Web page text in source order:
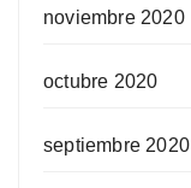
noviembre 2020
octubre 2020
septiembre 2020